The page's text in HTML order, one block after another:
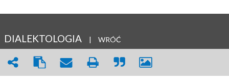
DIALEKTOLOGIA | WRÓĆ